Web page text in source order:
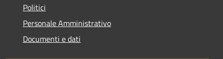
Politici
Personale Amministrativo
Documenti e dati